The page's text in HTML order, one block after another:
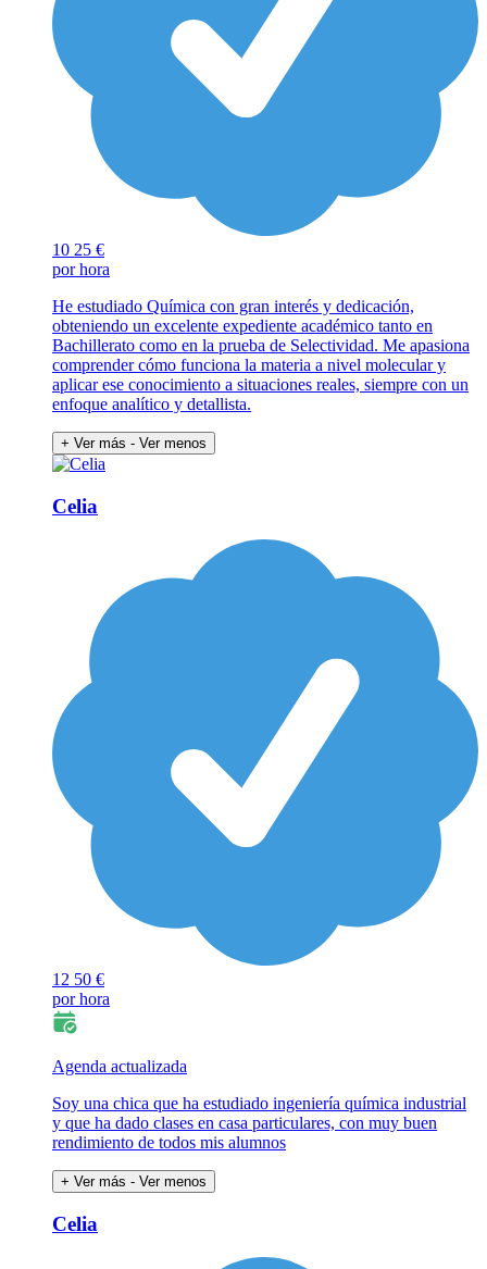
10 25 €
por hora
He estudiado Química con gran interés y dedicación,
obteniendo un excelente expediente académico tanto en
Bachillerato como en la prueba de Selectividad. Me apasiona
comprender cómo funciona la materia a nivel molecular y
aplicar ese conocimiento a situaciones reales, siempre con un
enfoque analítico y detallista.
+ Ver más - Ver menos
Celia
12 50 €
por hora
Agenda actualizada
Soy una chica que ha estudiado ingeniería química industrial
y que ha dado clases en casa particulares, con muy buen
rendimiento de todos mis alumnos
+ Ver más - Ver menos
Celia